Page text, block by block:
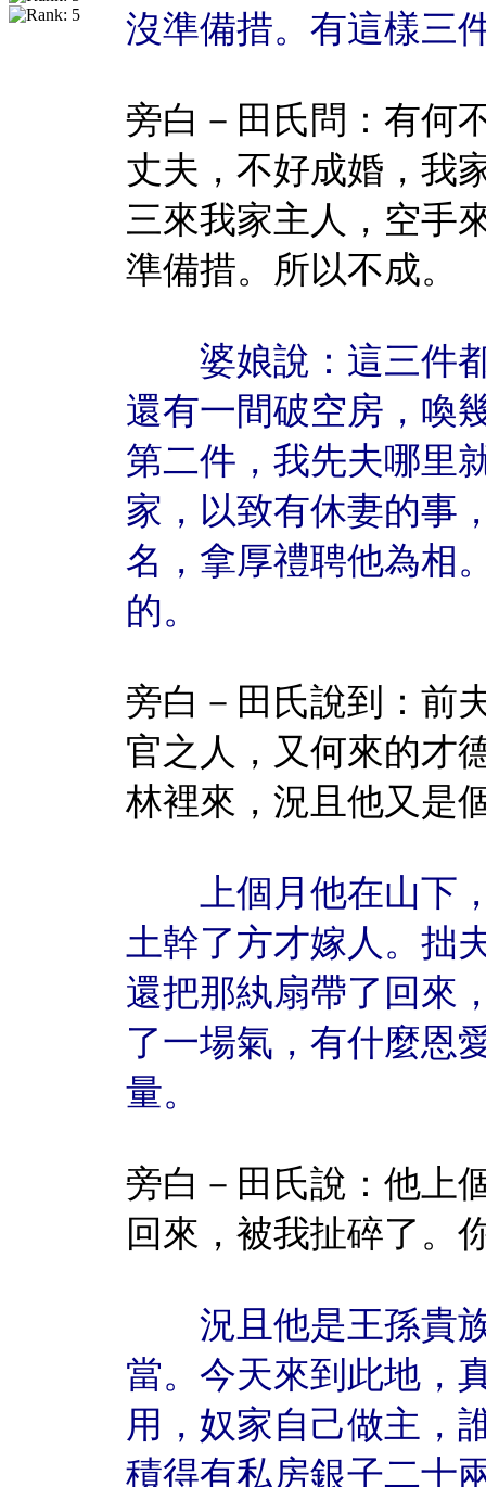
沒準備措。有這樣三
旁白－田氏問：有何
丈夫，不好成婚，我
三來我家主人，空手
準備措。所以不成。
婆娘說：這三件都
還有一間破空房，喚
第二件，我先夫哪里
家，以致有休妻的事
名，拿厚禮聘他為相
的。
旁白－田氏說到：前
官之人，又何來的才
林裡來，況且他又是
上個月他在山下，
土幹了方才嫁人。拙
還把那紈扇帶了回來
了一場氣，有什麼恩
量。
旁白－田氏說：他上
回來，被我扯碎了。
況且他是王孫貴族
當。今天來到此地，
用，奴家自己做主，
積得有私房銀子二十